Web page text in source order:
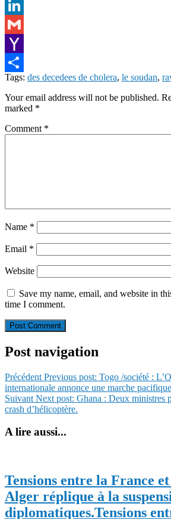
X
LinkedIn
Gmail
Yahoo
Mail
Share
Tags: des decedees de cholera, le soudan,
Your email address will not be published.
marked *
Comment *
Name *
Email *
Website
Save my name, email, and website in
time I comment.
Post navigation
Précédent Previous post: Togo /société :
internationale annonce une marche
Suivant Next post: Ghana : Deux ministres
crash d’hélicoptère.
A lire aussi...
Tensions entre la France
Alger réplique à la
diplomatiques.Tensions